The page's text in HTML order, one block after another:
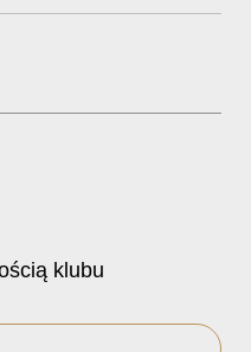
klubu